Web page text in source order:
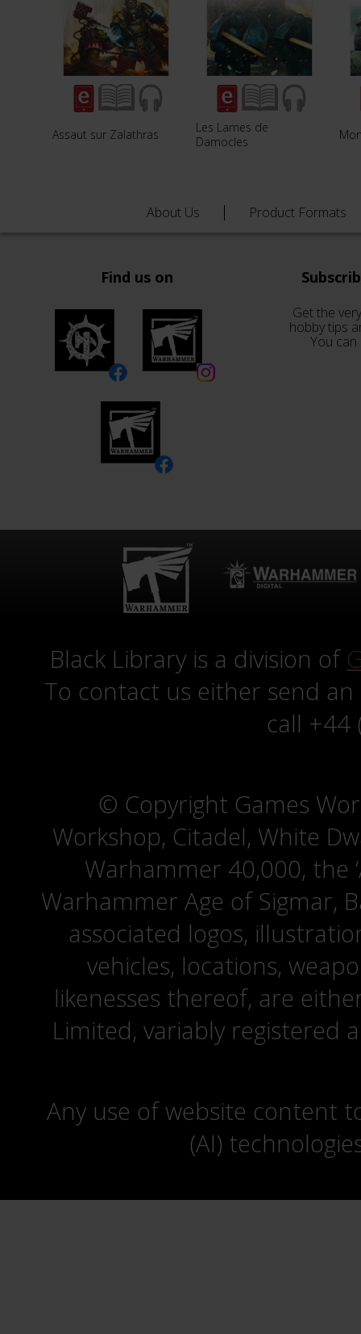
Assaut sur Zalathras
Les Lames de
Damocles
About Us Product Formats
Find us on
Get the
hobby tips
You
Black Library is a division of
To contact us either send
call +44
© Copyright Games
Workshop, Citadel, White
Warhammer 40,000, the
Warhammer Age of Sigmar,
associated logos,
vehicles, locations,
likenesses thereof, are
Limited, variably registered
Any use of website content
(AI)